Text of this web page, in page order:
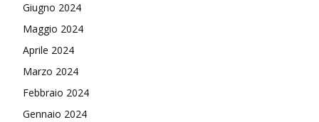
Giugno 2024
Maggio 2024
Aprile 2024
Marzo 2024
Febbraio 2024
Gennaio 2024